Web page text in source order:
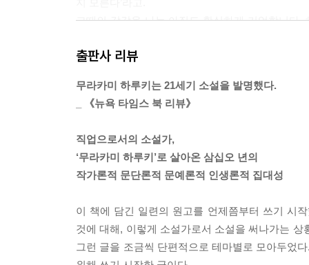
그때의 감각을 나는 아직도 확실하게 기억합니다
무튼 그것이 일어났습니다. 그것은 뭐라고 해야
의해 모든 일의 양상이 확 바뀐다’라는 느낌입니
것입니다. 데이브 힐턴이 톱타자로 진구 구장에서
이따금 ‘무라카미 하루키의 문장은 번역 투’라는
는 말이고 어떤 의미에서는 빗나간 말이라고 생
eutral’, 활동성이 뛰어난 문체를 획득하는 것이었
어’ ‘순수문학 체제’ 같은 것에서 가능한 한 멀리
다. 그러기 위해서는 모든 것을 내려놓을 각오가
출판사 리뷰
무라카미 하루키는 21세기 소설을 발명했다.
_ 《뉴욕 타임스 북 리뷰》
직업으로서의 소설가,
‘무라카미 하루키’로 살아온 삼십오 년의
작가론적 문단론적 문예론적 인생론적 집대성
이 책에 담긴 일련의 원고를 언제쯤부터 쓰기 시
것에 대해, 이렇게 소설가로서 소설을 써나가는
그런 글을 조금씩 단편적으로 테마별로 모아두었